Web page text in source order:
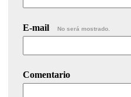
E-mail No será mostrado.
Comentario